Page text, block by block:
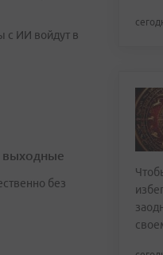
с ИИ войдут в
выходные
без